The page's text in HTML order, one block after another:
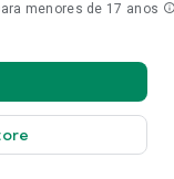
menores de 17 anos